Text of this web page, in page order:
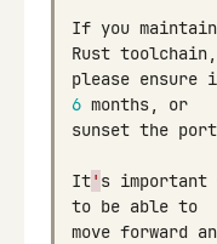
If you maintain
Rust toolchain,
please ensure
6 months,
or
sunset the port
It' s important
to be able to
move forward